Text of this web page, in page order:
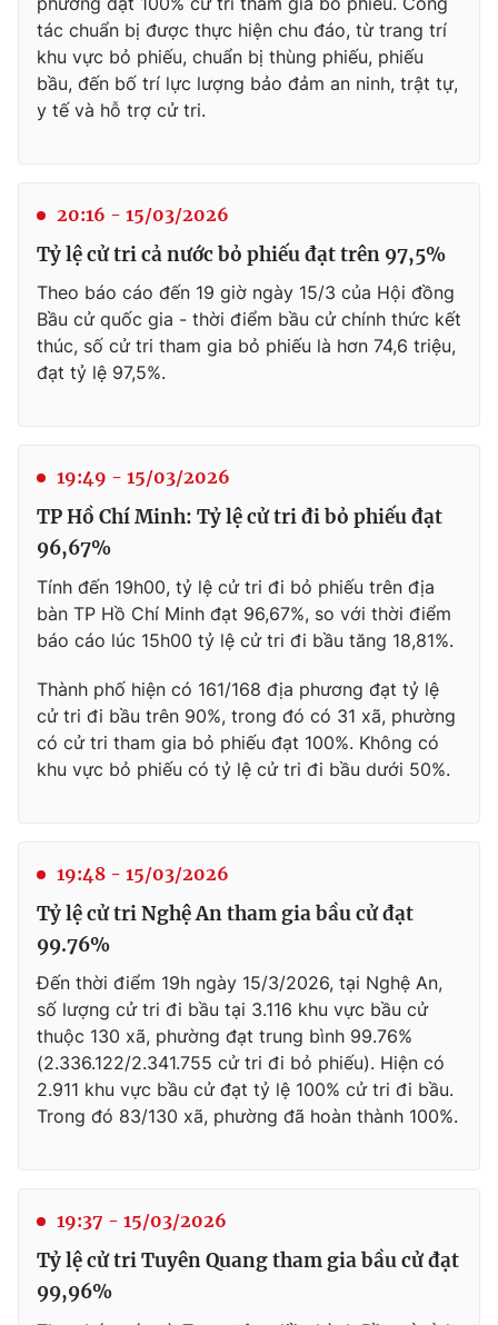
tác chuẩn bị được thực hiện chu đáo, từ trang trí
khu vực bỏ phiếu, chuẩn bị thùng phiếu, phiếu
bầu, đến bố trí lực lượng bảo đảm an ninh, trật tự,
y tế và hỗ trợ cử tri.
20:16 - 15/03/2026
Tỷ lệ cử tri cả nước bỏ phiếu đạt trên 97,5%
Theo báo cáo đến 19 giờ ngày 15/3 của Hội đồng
Bầu cử quốc gia - thời điểm bầu cử chính thức kết
thúc, số cử tri tham gia bỏ phiếu là hơn 74,6 triệu,
đạt tỷ lệ 97,5%.
19:49 - 15/03/2026
TP Hồ Chí Minh: Tỷ lệ cử tri đi bỏ phiếu đạt
96,67%
Tính đến 19h00, tỷ lệ cử tri đi bỏ phiếu trên địa
bàn TP Hồ Chí Minh đạt 96,67%, so với thời điểm
báo cáo lúc 15h00 tỷ lệ cử tri đi bầu tăng 18,81%.
Thành phố hiện có 161/168 địa phương đạt tỷ lệ
cử tri đi bầu trên 90%, trong đó có 31 xã, phường
có cử tri tham gia bỏ phiếu đạt 100%. Không có
khu vực bỏ phiếu có tỷ lệ cử tri đi bầu dưới 50%.
19:48 - 15/03/2026
Tỷ lệ cử tri Nghệ An tham gia bầu cử đạt
99.76%
Đến thời điểm 19h ngày 15/3/2026, tại Nghệ An,
số lượng cử tri đi bầu tại 3.116 khu vực bầu cử
thuộc 130 xã, phường đạt trung bình 99.76%
(2.336.122/2.341.755 cử tri đi bỏ phiếu). Hiện có
2.911 khu vực bầu cử đạt tỷ lệ 100% cử tri đi bầu.
Trong đó 83/130 xã, phường đã hoàn thành 100%.
19:37 - 15/03/2026
Tỷ lệ cử tri Tuyên Quang tham gia bầu cử đạt
99,96%